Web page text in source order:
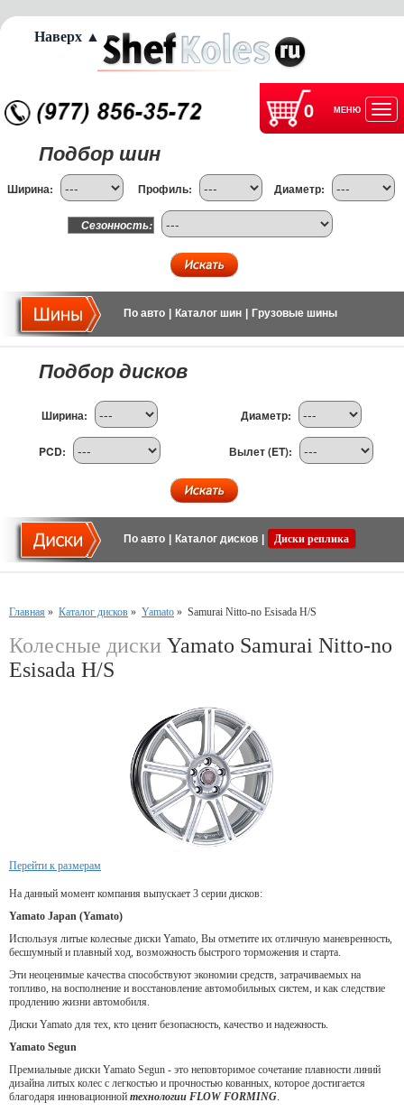
0 МЕНЮ
Подбор шин
Ширина: Профиль: Диаметр:
Сезонность:
По авто Каталог шин Грузовые шины
Подбор дисков
Ширина: Диаметр:
PCD: Вылет (ET):
По авто Каталог дисков Диски реплика
Главная » Каталог дисков » Yamato » Samurai Nitto-no Esisada H/S
Колесные диски Yamato Samurai Nitto-no
Esisada H/S
Перейти к размерам
На данный момент компания выпускает 3 серии дисков:
Yamato Japan (Yamato)
Используя литые колесные диски Yamato, Вы отметите их отличную маневренность,
бесшумный и плавный ход, возможность быстрого торможения и старта.
Эти неоценимые качества способствуют экономии средств, затрачиваемых на
топливо, на восполнение и восстановление автомобильных систем, и как следствие
продлению жизни автомобиля.
Диски Yamato для тех, кто ценит безопасность, качество и надежность.
Yamato Segun
Премиальные диски Yamato Segun - это неповторимое сочетание плавности линий
дизайна литых колес с легкостью и прочностью кованных, которое достигается
благодаря инновационной технологии FLOW FORMING.
Наверх ▲